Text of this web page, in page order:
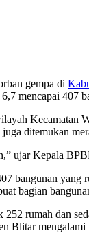
gempa di
mencapai 407
Kecamatan
ditemukan
ujar Kepala
bangunan yang
bagian
252 rumah dan
Blitar mengalami